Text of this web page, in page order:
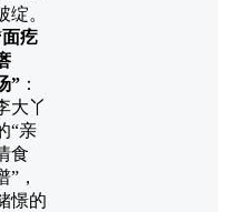
绽。
面疙
” ：
大丫
“亲
食
”，
憬的